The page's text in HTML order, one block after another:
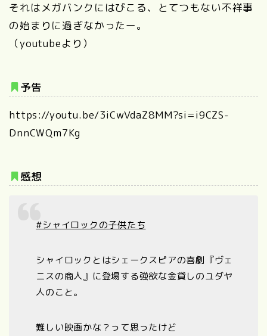
それはメガバンクにはびこる、とてつもない不祥事
の始まりに過ぎなかったー。
（youtubeより）
予告
https://youtu.be/3iCwVdaZ8MM?si=i9CZS-
DnnCWQm7Kg
感想
#シャイロックの子供たち
シャイロックとはシェークスピアの喜劇『ヴェ
ニスの商人』に登場する強欲な金貸しのユダヤ
人のこと。
難しい映画かな？って思ったけど